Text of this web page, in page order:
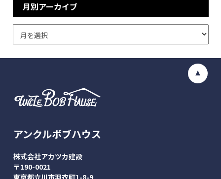
月別アーカイブ
アンクルボブハウス
株式会社アカツカ建設
〒190-0021